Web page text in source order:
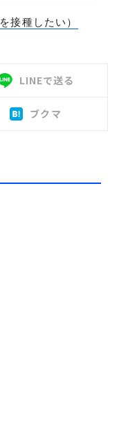
接種したい）
LINEで送る
ブクマ